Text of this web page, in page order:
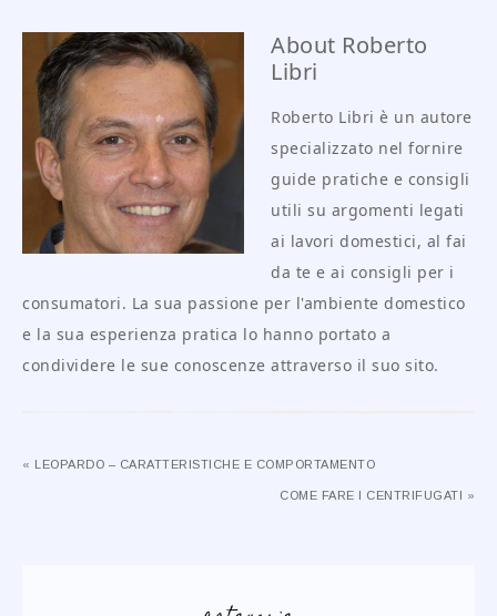
About Roberto
Libri
Roberto Libri è un autore
specializzato nel fornire
guide pratiche e consigli
utili su argomenti legati
ai lavori domestici, al fai
da te e ai consigli per i
consumatori. La sua passione per l'ambiente domestico
e la sua esperienza pratica lo hanno portato a
condividere le sue conoscenze attraverso il suo sito.
« LEOPARDO – CARATTERISTICHE E COMPORTAMENTO
COME FARE I CENTRIFUGATI »